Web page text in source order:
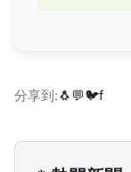
分享到:🐧💬🐦f